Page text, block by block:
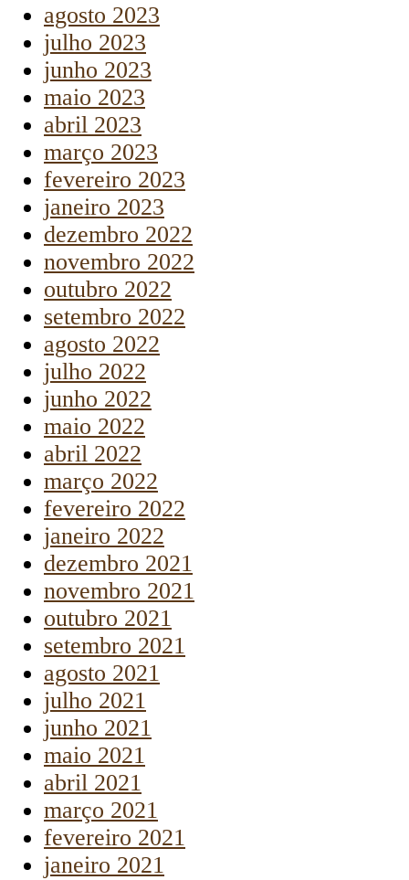
agosto 2023
julho 2023
junho 2023
maio 2023
abril 2023
março 2023
fevereiro 2023
janeiro 2023
dezembro 2022
novembro 2022
outubro 2022
setembro 2022
agosto 2022
julho 2022
junho 2022
maio 2022
abril 2022
março 2022
fevereiro 2022
janeiro 2022
dezembro 2021
novembro 2021
outubro 2021
setembro 2021
agosto 2021
julho 2021
junho 2021
maio 2021
abril 2021
março 2021
fevereiro 2021
janeiro 2021